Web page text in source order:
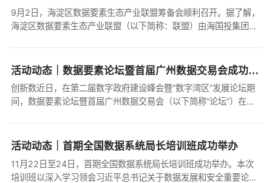
9月2日，海淀区数据要素生态产业联盟筹备会顺利召开。据了解，
海淀区数据要素生态产业联盟（以下简称：联盟）由海国投集团旗
活动动态｜数据要素论坛暨首届广州数据交易会成功举办
创新数近日，在第二届数字政府建设峰会暨“数字湾区”发展论坛期
间，数据要素论坛暨首届广州数据交易会（以下简称“论坛”）在广
活动动态｜首期全国数据系统局长培训班成功举办
11月22日至24日，首期全国数据系统局长培训班成功举办。本次
培训班以深入学习领会习近平总书记关于数据发展和安全重要论述